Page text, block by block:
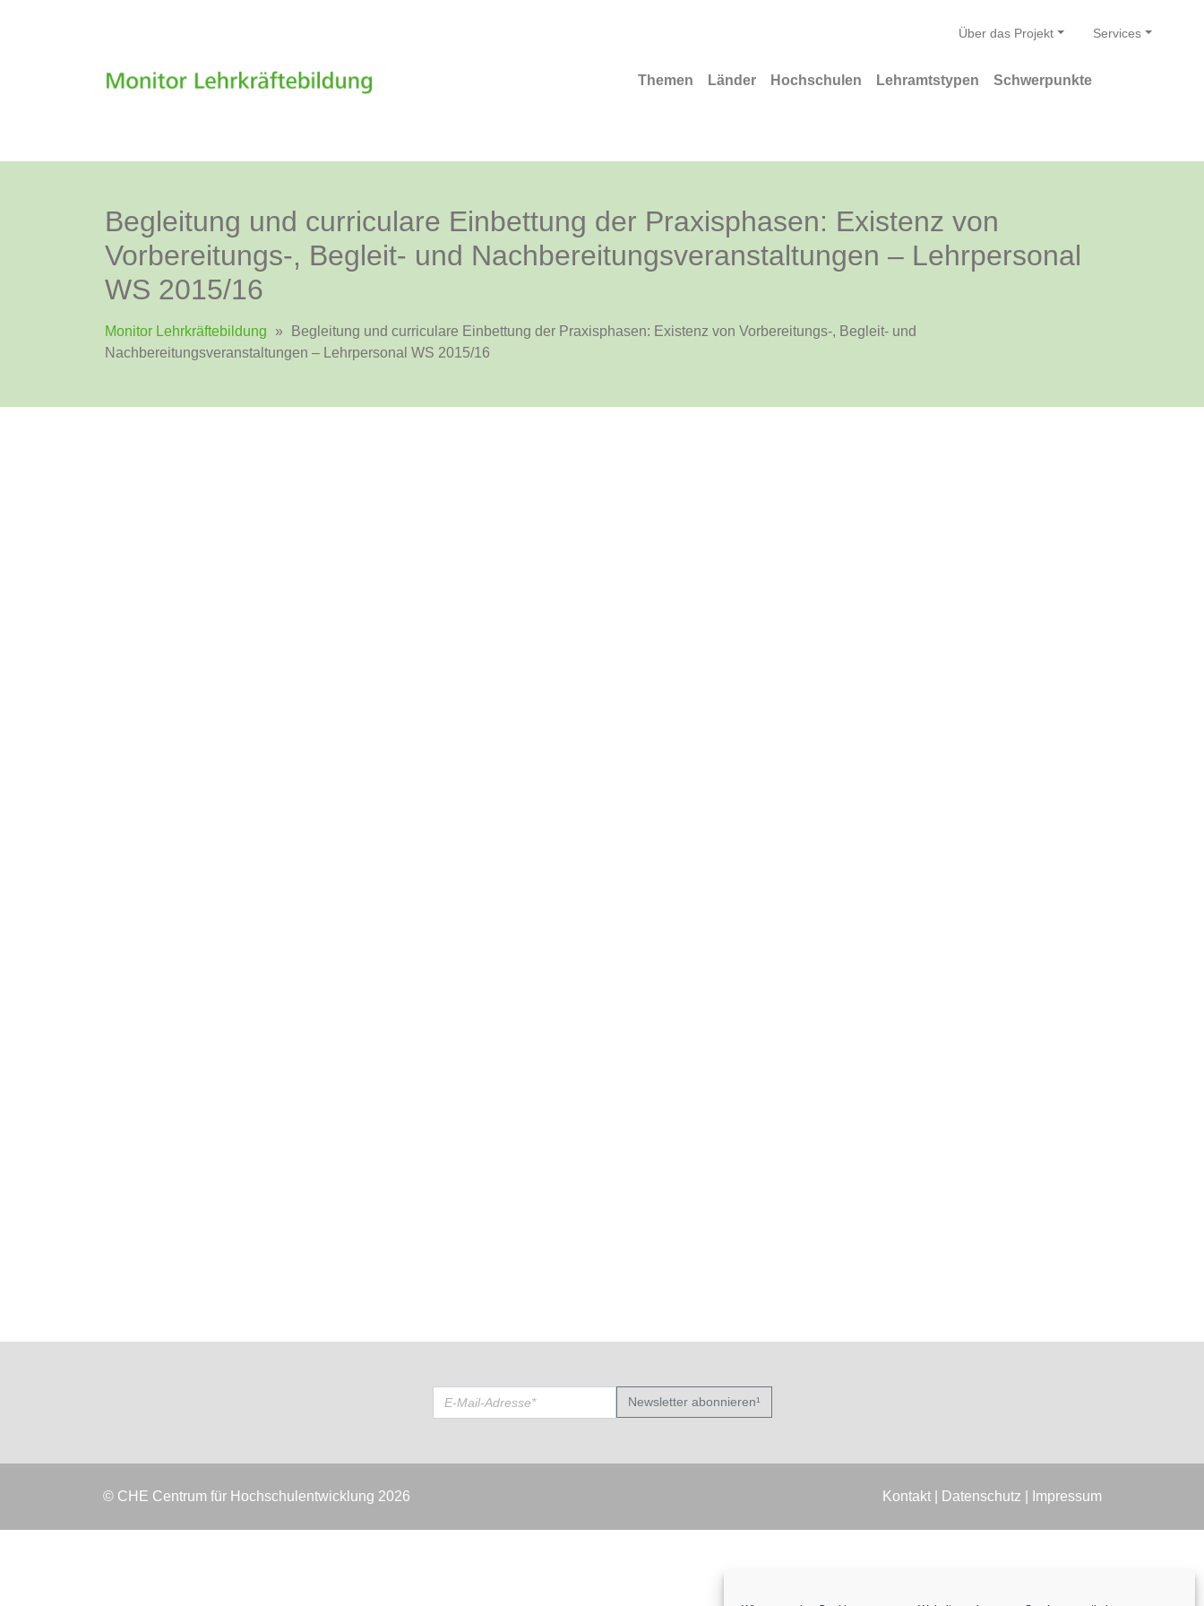
Themen Länder Hochschulen Lehramtstypen Schwerpunkte
Über das Projekt Services
Begleitung und curriculare Einbettung der Praxisphasen: Existenz von
Vorbereitungs-, Begleit- und Nachbereitungsveranstaltungen – Lehrpersonal
WS 2015/16
Monitor Lehrkräftebildung »
Begleitung und curriculare Einbettung der Praxisphasen: Existenz von Vorbereitungs-, Begleit- und
Nachbereitungsveranstaltungen – Lehrpersonal WS 2015/16
Newsletter abonnieren¹
© CHE Centrum für Hochschulentwicklung 2026 Kontakt| Datenschutz Impressum